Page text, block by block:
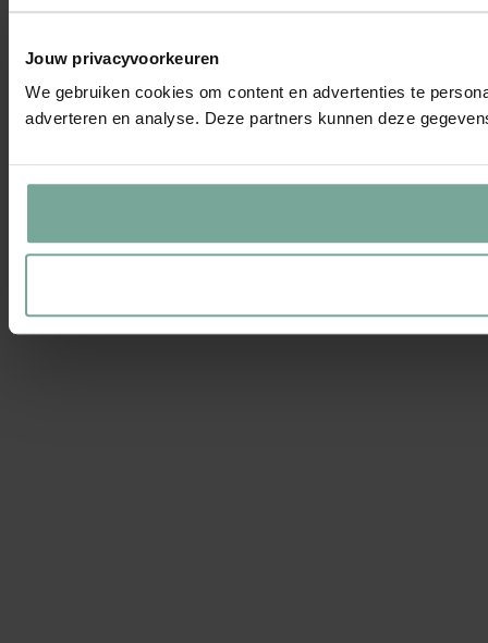
Jouw privacyvoorkeuren
We gebruiken cookies om content en advertenties te
adverteren en analyse. Deze partners kunnen deze